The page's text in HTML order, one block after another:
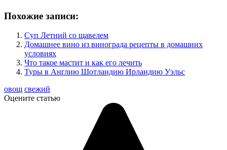
Похожие записи:
Суп Летний со щавелем
Домашнее вино из винограда рецепты в домашних
условиях
Что такое мастит и как его лечить
Туры в Англию Шотландию Ирландию Уэльс
овощ свежий
Оцените статью